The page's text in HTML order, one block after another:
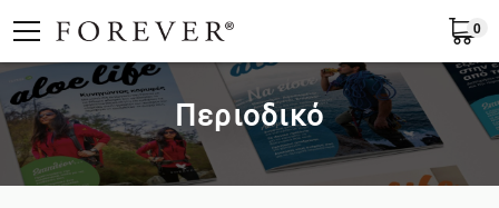
EL Ελλάδα Υποβολή
0
Περιοδικό